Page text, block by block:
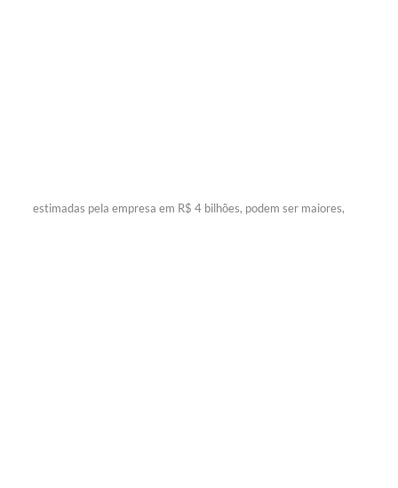
estimadas pela empresa em R$ 4 bilhões, podem ser maiores,